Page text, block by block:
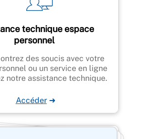
technique espace
personnel
des soucis avec votre
ou un service en ligne
notre assistance technique.
Accéder ➜